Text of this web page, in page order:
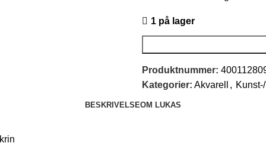
1 på lager
Produktnummer:
Kategorier: Akvarell ,
BESKRIVELSEOM LUKAS